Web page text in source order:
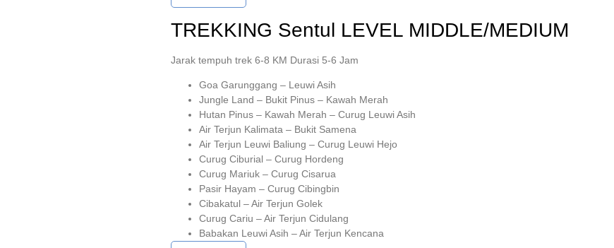
TREKKING Sentul LEVEL MIDDLE/MEDIUM
Jarak tempuh trek 6-8 KM Durasi 5-6 Jam
Goa Garunggang – Leuwi Asih
Jungle Land – Bukit Pinus – Kawah Merah
Hutan Pinus – Kawah Merah – Curug Leuwi Asih
Air Terjun Kalimata – Bukit Samena
Air Terjun Leuwi Baliung – Curug Leuwi Hejo
Curug Ciburial – Curug Hordeng
Curug Mariuk – Curug Cisarua
Pasir Hayam – Curug Cibingbin
Cibakatul – Air Terjun Golek
Curug Cariu – Air Terjun Cidulang
Babakan Leuwi Asih – Air Terjun Kencana